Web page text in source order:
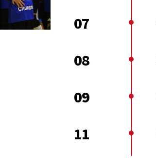
07
08
09
11